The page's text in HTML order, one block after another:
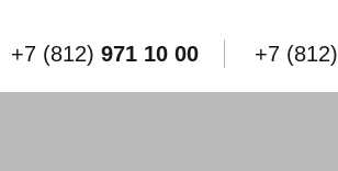
+7 (812) 971 10 00 +7 (812)